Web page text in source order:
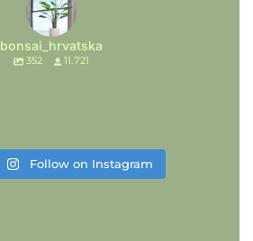
bonsai_hrvatska
352 11.721
Follow on Instagram